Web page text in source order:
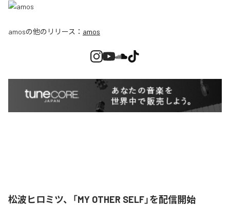
amosの他のリリース： amos
松波ヒロミツ、「MY OTHER SELF」を配信開始